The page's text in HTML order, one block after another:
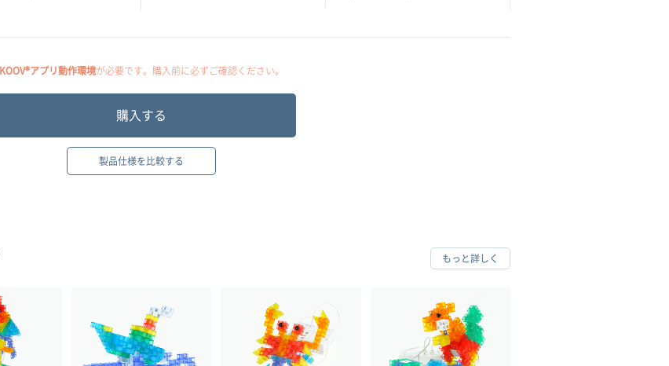
KOOV®アプリ動作環境が必要です。購入前に必ずご確認ください。
購入する
製品仕様を比較する
もっと詳しく